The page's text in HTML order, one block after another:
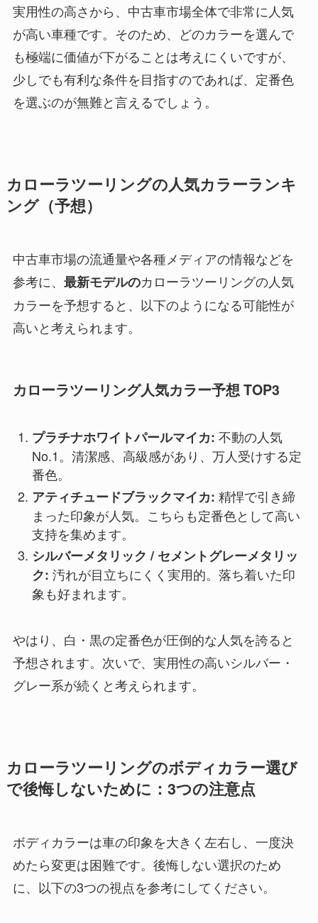
実用性の高さから、中古車市場全体で非常に人気
が高い車種です。そのため、どのカラーを選んで
も極端に価値が下がることは考えにくいですが、
少しでも有利な条件を目指すのであれば、定番色
を選ぶのが無難と言えるでしょう。
カローラツーリングの人気カラーランキ
ング（予想）
中古車市場の流通量や各種メディアの情報などを
参考に、 最新モデルのカローラツーリングの人気
カラーを予想すると、以下のようになる可能性が
高いと考えられます。
カローラツーリング人気カラー予想 TOP3
プラチナホワイトパールマイカ: 不動の人気
No.1。清潔感、高級感があり、万人受けする定
番色。
アティチュードブラックマイカ: 精悍で引き締
まった印象が人気。こちらも定番色として高い
支持を集めます。
シルバーメタリック / セメントグレーメタリッ
ク: 汚れが目立ちにくく実用的。落ち着いた印
象も好まれます。
やはり、白・黒の定番色が圧倒的な人気を誇ると
予想されます。次いで、実用性の高いシルバー・
グレー系が続くと考えられます。
カローラツーリングのボディカラー選び
で後悔しないために：3つの注意点
ボディカラーは車の印象を大きく左右し、一度決
めたら変更は困難です。後悔しない選択のため
に、以下の3つの視点を参考にしてください。